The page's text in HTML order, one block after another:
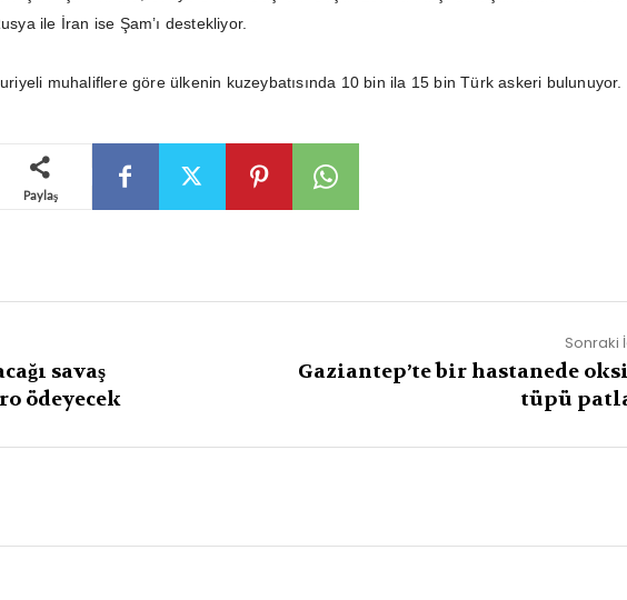
ile İran ise Şam’ı destekliyor.
muhaliflere göre ülkenin kuzeybatısında 10 bin ila 15 bin Türk askeri bulunuyor.
Paylaş
savaş
ödeyecek
Sonraki
Gaziantep’te bir hastanede
tüpü